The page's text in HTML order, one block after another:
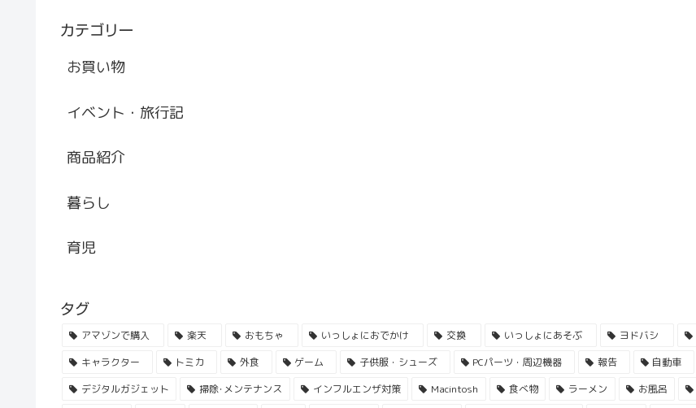
カテゴリー
お買い物
イベント・旅行記
商品紹介
暮らし
育児
タグ
アマゾンで購入 楽天 おもちゃ いっしょにおでかけ 交換 いっしょにあそぶ ヨドバシ
キャラクター
トミカ 外食 ゲーム 子供服・シューズ PCパーツ・周辺機器 報告 自動車
デジタルガジェット
掃除･メンテナンス インフルエンザ対策 Macintosh 食べ物 ラーメン お風呂